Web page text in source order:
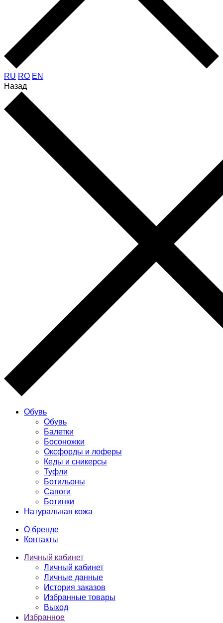
RU RO EN
Назад
Обувь
Обувь
Балетки
Босоножки
Оксфорды и лоферы
Кеды и сникерсы
Туфли
Ботильоны
Сапоги
Ботинки
Натуральная кожа
О бренде
Контакты
Личный кабинет
Личный кабинет
Личные данные
История заказов
Избранные товары
Выход
Избранное